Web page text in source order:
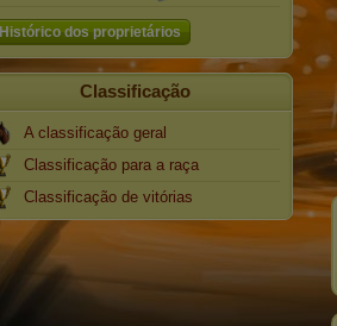
Histórico dos proprietários
Classificação
A classificação geral
Classificação para a raça
Classificação de vitórias